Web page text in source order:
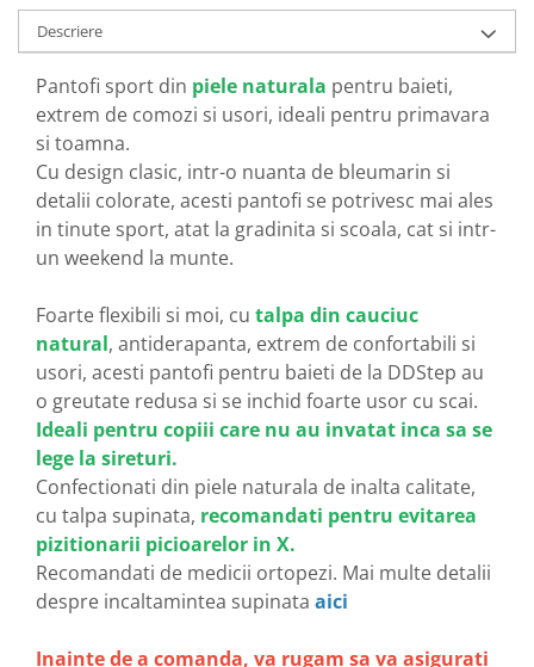
Descriere
Pantofi sport din piele naturala pentru baieti,
extrem de comozi si usori, ideali pentru primavara
si toamna.
Cu design clasic, intr-o nuanta de bleumarin si
detalii colorate, acesti pantofi se potrivesc mai ales
in tinute sport, atat la gradinita si scoala, cat si intr-
un weekend la munte.
Foarte flexibili si moi, cu talpa din cauciuc
natural, antiderapanta, extrem de confortabili si
usori, acesti pantofi pentru baieti de la DDStep au
o greutate redusa si se inchid foarte usor cu scai.
Ideali pentru copiii care nu au invatat inca sa se
lege la sireturi.
Confectionati din piele naturala de inalta calitate,
cu talpa supinata, recomandati pentru evitarea
pizitionarii picioarelor in X.
Recomandati de medicii ortopezi. Mai multe detalii
despre incaltamintea supinata aici
Inainte de a comanda, va rugam sa va asigurati